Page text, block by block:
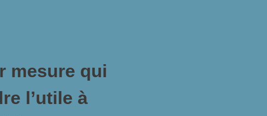
mesure qui
l’utile à